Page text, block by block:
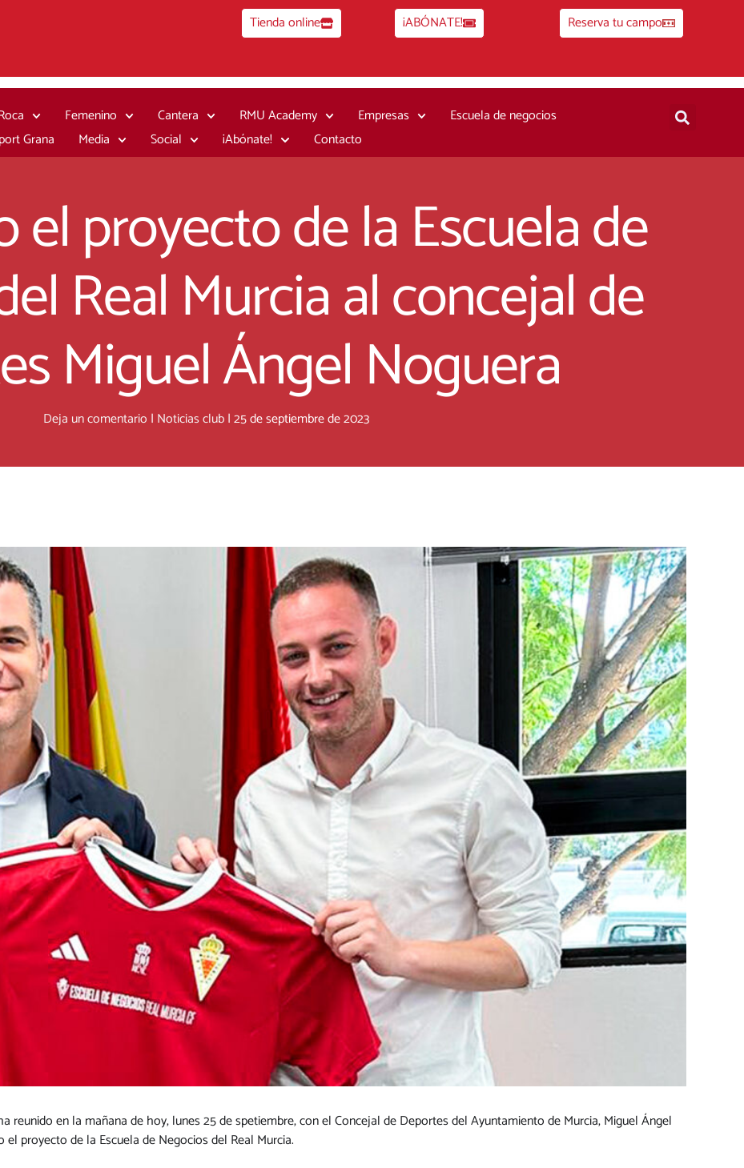
Tienda online ¡ABÓNATE! Reserva tu campo
Femenino Cantera RMU Academy Empresas
Escuela de negocios
Grana
Media Social ¡Abónate! Contacto
el proyecto de la Escuela de
Real Murcia al concejal de
Miguel Ángel Noguera
Deja un comentario | Noticias club|25 de septiembre de 2023
reunido en la mañana de hoy, lunes 25 de spetiembre, con el Concejal de Deportes del Ayuntamiento de Murcia, Miguel Ángel
proyecto de la Escuela de Negocios del Real Murcia.